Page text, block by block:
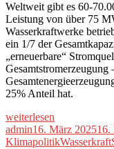
Weltweit gibt es 60-
Leistung von über 75
Wasserkraftwerke
ein 1/7 der
„erneuerbare“
25% Anteil hat.
„Wie
grün
ist
weiterlesen
Autor
adminVeröffentlicht
am
16. März 202516.
KlimapolitikWasserkraft